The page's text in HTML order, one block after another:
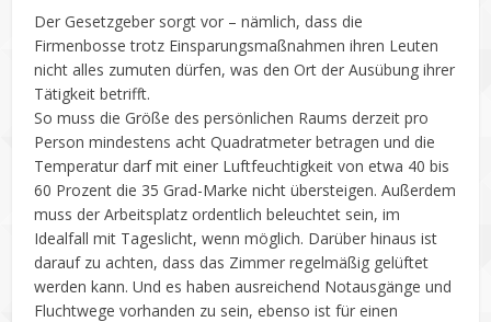
Der Gesetzgeber sorgt vor – nämlich, dass die
Firmenbosse trotz Einsparungsmaßnahmen ihren Leuten
nicht alles zumuten dürfen, was den Ort der Ausübung ihrer
Tätigkeit betrifft.
So muss die Größe des persönlichen Raums derzeit pro
Person mindestens acht Quadratmeter betragen und die
Temperatur darf mit einer Luftfeuchtigkeit von etwa 40 bis
60 Prozent die 35 Grad-Marke nicht übersteigen. Außerdem
muss der Arbeitsplatz ordentlich beleuchtet sein, im
Idealfall mit Tageslicht, wenn möglich. Darüber hinaus ist
darauf zu achten, dass das Zimmer regelmäßig gelüftet
werden kann. Und es haben ausreichend Notausgänge und
Fluchtwege vorhanden zu sein, ebenso ist für einen